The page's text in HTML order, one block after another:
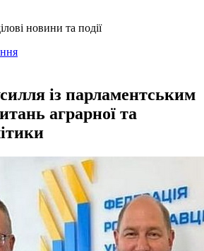
новини та події
із парламентським
аграрної та